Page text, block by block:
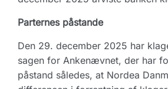
Parternes påstande
Den 29. december 2025 har
sagen for Ankenævnet, der har
påstand således, at Nordea